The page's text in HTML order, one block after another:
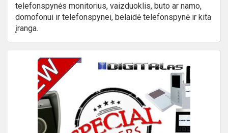
telefonspynės monitorius, vaizduoklis, buto ar namo,
domofonui ir telefonspynei, belaidė telefonspynė ir kita
įranga.